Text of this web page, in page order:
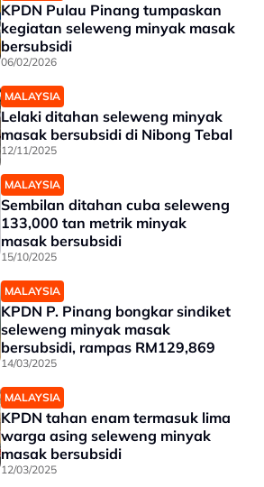
KPDN Pulau Pinang tumpaskan
kegiatan seleweng minyak masak
bersubsidi
06/02/2026
MALAYSIA
Lelaki ditahan seleweng minyak
masak bersubsidi di Nibong Tebal
12/11/2025
MALAYSIA
Sembilan ditahan cuba seleweng
133,000 tan metrik minyak
masak bersubsidi
15/10/2025
MALAYSIA
KPDN P. Pinang bongkar sindiket
seleweng minyak masak
bersubsidi, rampas RM129,869
14/03/2025
MALAYSIA
KPDN tahan enam termasuk lima
warga asing seleweng minyak
masak bersubsidi
12/03/2025